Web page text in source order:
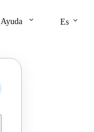
Ayuda keyboard_arrow_down Es keyboard_arrow_down